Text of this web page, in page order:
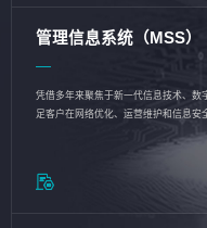
管理信息系统（MSS）
凭借多年来聚焦于新一代信息技术、数
足客户在网络优化、运营维护和信息安